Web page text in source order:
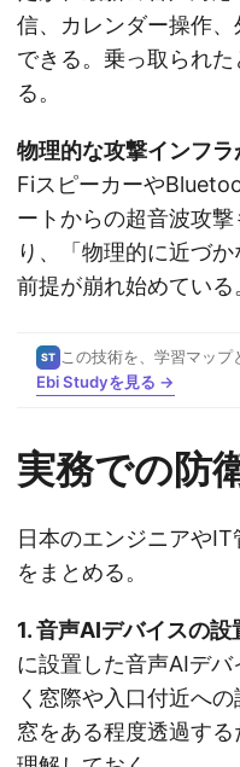
信、カレンダー操作
できる。乗っ取られ
る。
物理的な攻撃インフラ
Fiスピーカーや
ートからの超音波攻
り、「物理的に近づ
前提が崩れ始めている
ST この技術を、学習マップ
Ebi Studyを見る →
実務での防
日本のエンジニアや
をまとめる。
1. 音声AIデバイスの
に設置した音声AIデ
く窓際や入口付近へ
窓をある程度透過す